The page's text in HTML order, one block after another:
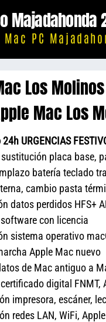
Majadahonda
PC
Los
Mac Los
URGENCIAS
placa base,
batería teclado
cambio pasta
datos perdidos HFS+
con licencia
sistema operativo
Apple Mac nuevo
de Mac antiguo a
digital FNMT,
impresora, escáner,
redes LAN, WiFi,